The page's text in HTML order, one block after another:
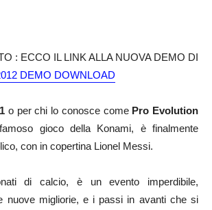
: ECCO IL LINK ALLA NUOVA DEMO DI
DEMO DOWNLOAD
o per chi lo conosce comePro Evolution
gioco della Konami, è finalmente
con in copertina Lionel Messi.
di calcio, è un evento imperdibile,
nuove migliorie, e i passi in avanti che si